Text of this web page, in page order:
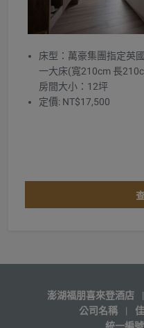
床型：萬豪集團指定英
一大床(寬210cm 長
房間大小：12坪
定價: NT$17,500
澎湖福朋喜來登酒店 |
公司名稱
|
統一編號